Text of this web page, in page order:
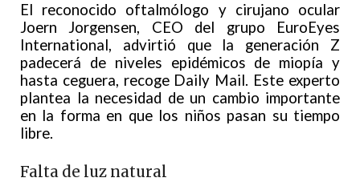
El reconocido oftalmólogo y cirujano ocular
Joern Jorgensen, CEO del grupo EuroEyes
International, advirtió que la generación Z
padecerá de niveles epidémicos de miopía y
hasta ceguera, recoge Daily Mail. Este experto
plantea la necesidad de un cambio importante
en la forma en que los niños pasan su tiempo
libre.
Falta de luz natural